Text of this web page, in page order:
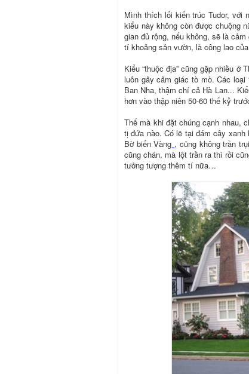
Mình thích lối kiến trúc Tudor, với
kiểu này không còn được chuộng
gian đủ rộng, nếu không, sẽ là
tí khoảng sân vườn, là công lao
Kiểu “thuộc địa” cũng gặp nhiều ở
luôn gây cảm giác tò mò. Các loại
Ban Nha, thậm chí cả Hà Lan...
hơn vào thập niên 50-60 thế kỷ
Thế mà khi đặt chúng cạnh nhau,
tị đứa nào. Có lẽ tại đám cây
Bờ biển Vàng , cũng không trần
cũng chán, mà lột trần ra thì rồi
tưởng tượng thêm tí nữa…